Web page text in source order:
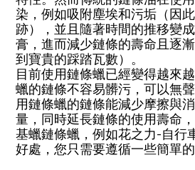
染，例如吸附塵埃和污垢（因
跡），並且隨著時間的推移變
膏，進而減少鏈條的壽命且逐
到寶貴的踩踏瓦數）。
目前使用鏈條蠟已經變得越來
蠟的鏈條不容易髒污，可以無
用鏈條蠟的鏈條能減少摩擦與
量，同時延長鏈條的使用壽命
基蠟鏈條蠟，例如花之力-自行
好處，您只需要遵循一些簡單的